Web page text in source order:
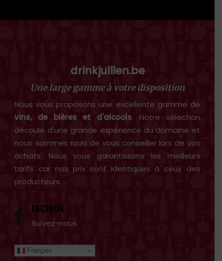
drinkjullien.be
Une large gamme à votre disposition
Nous vous proposons une excellente gamme de
vins, de bières et d'alcools. Notre sélection
découle d'une grande expérience du domaine et
nous sommes ravis de vous conseiller lors de vos
achats. Nous vous garantissons les meilleurs
tarifs car nos prix sont identiques à ceux des
producteurs.
FACEBOK
Suivez-nous
Français